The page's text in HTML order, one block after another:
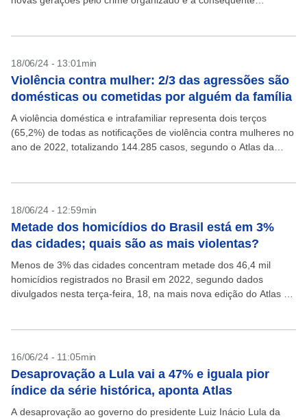
18/06/24 - 13:01min
Violência contra mulher: 2/3 das agressões são
domésticas ou cometidas por alguém da família
A violência doméstica e intrafamiliar representa dois terços
(65,2%) de todas as notificações de violência contra mulheres no
ano de 2022, totalizando 144.285 casos, segundo o Atlas da
18/06/24 - 12:59min
Metade dos homicídios do Brasil está em 3%
das cidades; quais são as mais violentas?
Menos de 3% das cidades concentram metade dos 46,4 mil
homicídios registrados no Brasil em 2022, segundo dados
divulgados nesta terça-feira, 18, na mais nova edição do Atlas da
16/06/24 - 11:05min
Desaprovação a Lula vai a 47% e iguala pior
índice da série histórica, aponta Atlas
A desaprovação ao governo do presidente Luiz Inácio Lula da